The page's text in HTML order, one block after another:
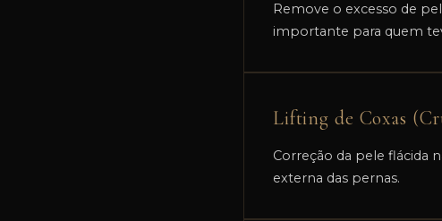
Remove o excesso de
importante para quem
Lifting de Coxas
Correção da pele flácida
externa das pernas.